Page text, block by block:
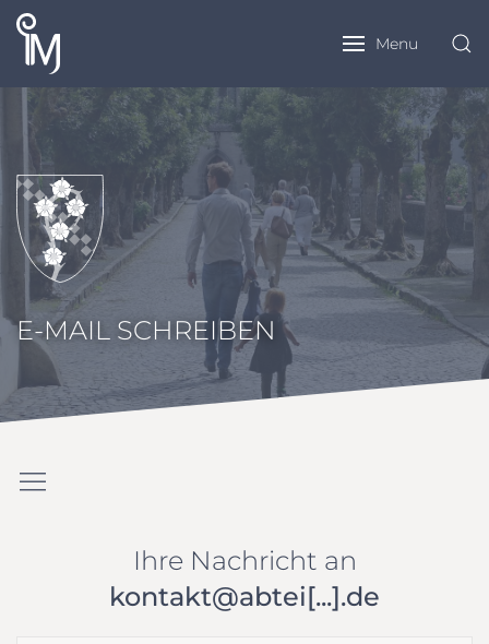
Menu
E-MAIL SCHREIBEN
Ihre Nachricht an
kontakt@abtei[...].de